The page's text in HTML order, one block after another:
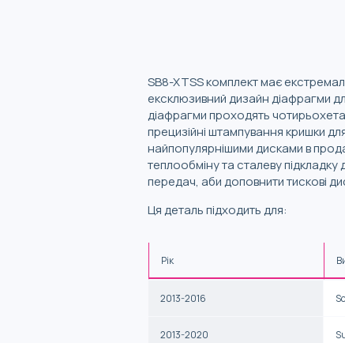
SB8-XTSS комплект має
ексклюзивний дизайн діафрагми
діафрагми проходять
прецизійні штампування кришки
найпопулярнішими дисками в
теплообміну та сталеву
передач, аби доповнити тискові
Ця деталь підходить для:
Рік
2013-2016
2013-2020